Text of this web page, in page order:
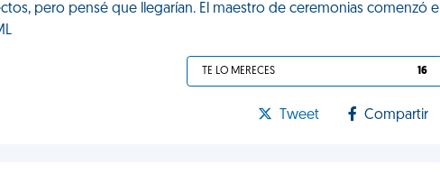
pero pensé que llegarían. El maestro de ceremonias comenzó el
TE LO MERECES 16
Tweet Compartir